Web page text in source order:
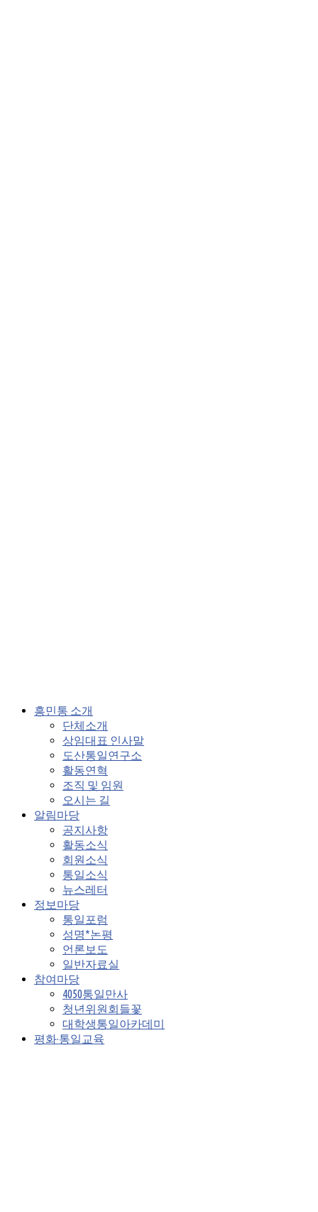
흥민통 소개
단체소개
상임대표 인사말
도산통일연구소
활동연혁
조직 및 임원
오시는 길
알림마당
공지사항
활동소식
회원소식
통일소식
뉴스레터
정보마당
통일포럼
성명*논평
언론보도
일반자료실
참여마당
4050통일만사
청년위원회들꽃
대학생통일아카데미
평화·통일교육